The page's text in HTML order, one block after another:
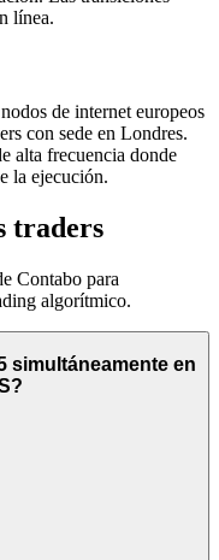
línea.
de internet europeos
con sede en Londres.
alta frecuencia donde
la ejecución.
traders
Contabo para
algorítmico.
simultáneamente en